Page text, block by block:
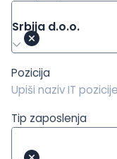
Srbija d.o.o.
Pozicija
Tip zaposlenja